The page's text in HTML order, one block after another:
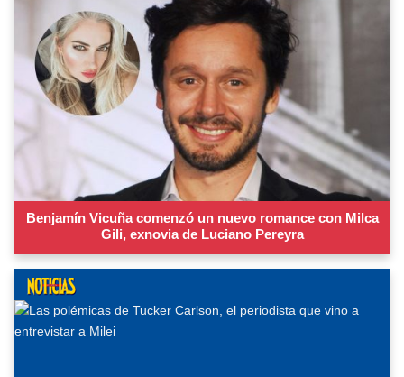
Benjamín Vicuña comenzó un nuevo romance con Milca
Gili, exnovia de Luciano Pereyra